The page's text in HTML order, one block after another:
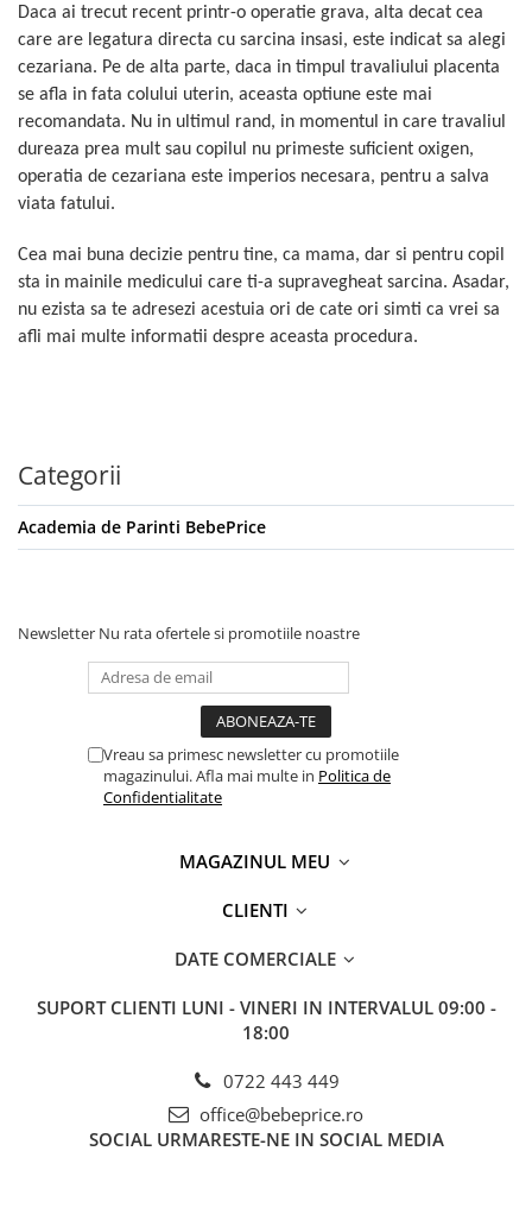
Daca ai trecut recent printr-o operatie grava, alta decat cea
care are legatura directa cu sarcina insasi, este indicat sa alegi
cezariana. Pe de alta parte, daca in timpul travaliului placenta
se afla in fata colului uterin, aceasta optiune este mai
recomandata. Nu in ultimul rand, in momentul in care travaliul
dureaza prea mult sau copilul nu primeste suficient oxigen,
operatia de cezariana este imperios necesara, pentru a salva
viata fatului.
Cea mai buna decizie pentru tine, ca mama, dar si pentru copil
sta in mainile medicului care ti-a supravegheat sarcina. Asadar,
nu ezista sa te adresezi acestuia ori de cate ori simti ca vrei sa
afli mai multe informatii despre aceasta procedura.
Categorii
Academia de Parinti BebePrice
Newsletter Nu rata ofertele si promotiile noastre
Vreau sa primesc newsletter cu promotiile
magazinului. Afla mai multe in Politica de
Confidentialitate
MAGAZINUL MEU
CLIENTI
DATE COMERCIALE
SUPORT CLIENTI LUNI - VINERI IN INTERVALUL 09:00 -
18:00
0722 443 449
office@bebeprice.ro
SOCIAL URMARESTE-NE IN SOCIAL MEDIA